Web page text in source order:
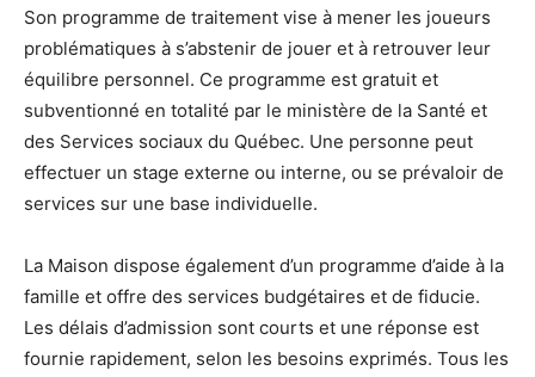
Son programme de traitement vise à mener les joueurs
problématiques à s’abstenir de jouer et à retrouver leur
équilibre personnel. Ce programme est gratuit et
subventionné en totalité par le ministère de la Santé et
des Services sociaux du Québec. Une personne peut
effectuer un stage externe ou interne, ou se prévaloir de
services sur une base individuelle.
La Maison dispose également d’un programme d’aide à la
famille et offre des services budgétaires et de fiducie.
Les délais d’admission sont courts et une réponse est
fournie rapidement, selon les besoins exprimés. Tous les